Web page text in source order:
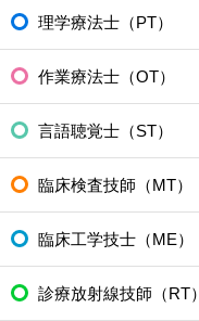
理学療法士（PT）
作業療法士（OT）
言語聴覚士（ST）
臨床検査技師（MT）
臨床工学技士（ME）
診療放射線技師（RT）